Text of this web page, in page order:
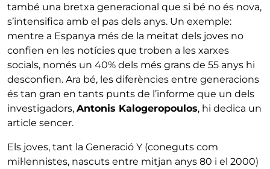
també una bretxa generacional que si bé no és nova,
s’intensifica amb el pas dels anys. Un exemple:
mentre a Espanya més de la meitat dels joves no
confien en les notícies que troben a les xarxes
socials, només un 40% dels més grans de 55 anys hi
desconfien. Ara bé, les diferències entre generacions
és tan gran en tants punts de l’informe que un dels
investigadors, Antonis Kalogeropoulos, hi dedica un
article sencer.
Els joves, tant la Generació Y (coneguts com
mil·lennistes, nascuts entre mitjan anys 80 i el 2000)